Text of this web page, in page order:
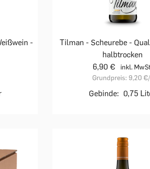
-
Tilman - Scheurebe -
halbtrocken
6,90 €
inkl.
Grundpreis: 9,20 €
Gebinde: 0,75